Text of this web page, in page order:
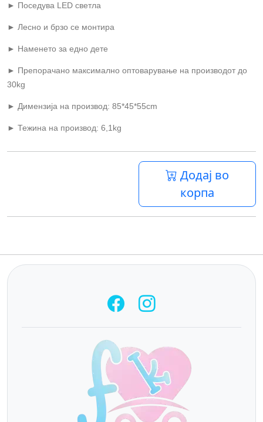
► Поседува LED светла
► Лесно и брзо се монтира
► Наменето за едно дете
► Препорачано максимално оптоварување на производот до
30kg
► Димензија на производ: 85*45*55cm
► Тежина на производ: 6,1 kg
Додај во
корпа